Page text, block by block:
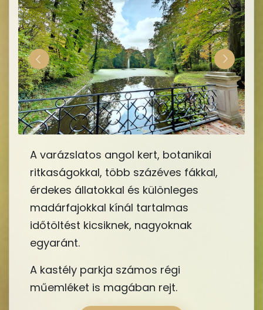
A varázslatos angol kert, botanikai
ritkaságokkal, több százéves fákkal,
érdekes állatokkal és különleges
madárfajokkal kínál tartalmas
időtöltést kicsiknek, nagyoknak
egyaránt.
A kastély parkja számos régi
műemléket is magában rejt.